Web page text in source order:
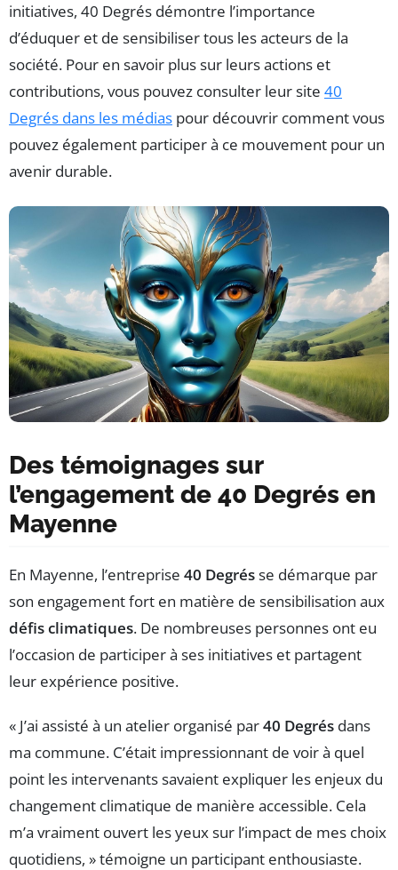
initiatives, 40 Degrés démontre l’importance
d’éduquer et de sensibiliser tous les acteurs de la
société. Pour en savoir plus sur leurs actions et
contributions, vous pouvez consulter leur site 40
Degrés dans les médias pour découvrir comment vous
pouvez également participer à ce mouvement pour un
avenir durable.
Des témoignages sur
l’engagement de 40 Degrés en
Mayenne
En Mayenne, l’entreprise 40 Degrésse démarque par
son engagement fort en matière de sensibilisation aux
défis climatiques. De nombreuses personnes ont eu
l’occasion de participer à ses initiatives et partagent
leur expérience positive.
« J’ai assisté à un atelier organisé par40 Degrés dans
ma commune. C’était impressionnant de voir à quel
point les intervenants savaient expliquer les enjeux du
changement climatique de manière accessible. Cela
m’a vraiment ouvert les yeux sur l’impact de mes choix
quotidiens, » témoigne un participant enthousiaste.